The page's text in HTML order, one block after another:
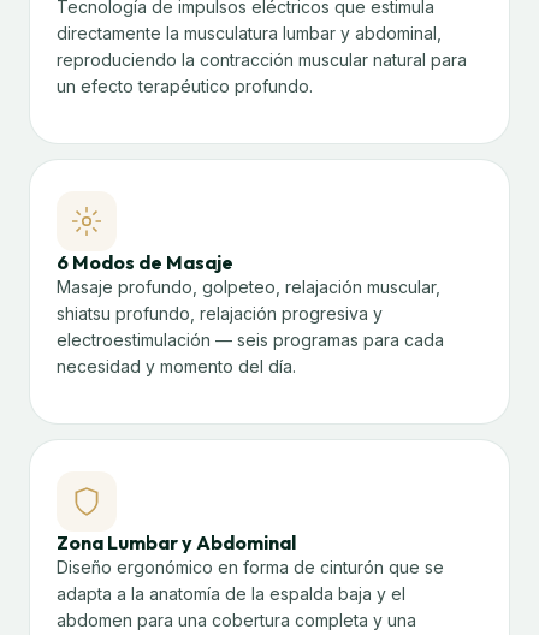
Tecnología de impulsos eléctricos que estimula
directamente la musculatura lumbar y abdominal,
reproduciendo la contracción muscular natural para
un efecto terapéutico profundo.
6 Modos de Masaje
Masaje profundo, golpeteo, relajación muscular,
shiatsu profundo, relajación progresiva y
electroestimulación — seis programas para cada
necesidad y momento del día.
Zona Lumbar y Abdominal
Diseño ergonómico en forma de cinturón que se
adapta a la anatomía de la espalda baja y el
abdomen para una cobertura completa y una